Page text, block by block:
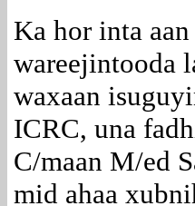
Ka hor inta
wareejintooda
waxaan
ICRC, una
C/maan M/ed
mid ahaa